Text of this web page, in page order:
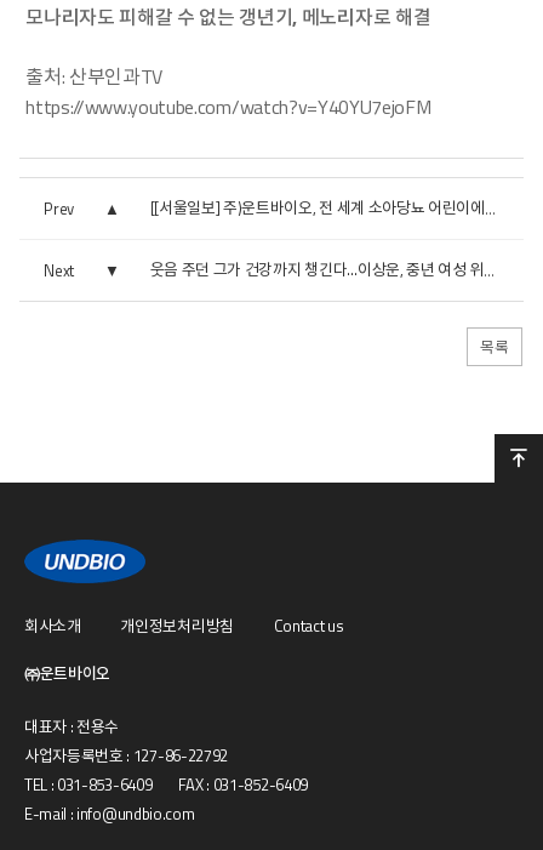
모나리자도 피해갈 수 없는 갱년기, 메노리자로 해결
출처: 산부인과TV
https://www.youtube.com/watch?v=Y40YU7ejoFM
Prev [[서울일보] 주)운트바이오, 전 세계 소아당뇨 어린이에게 인...
Next 웃음 주던 그가 건강까지 챙긴다…이상운, 중년 여성 위한 ...
목록
회사소개 개인정보처리방침
Contact us
㈜운트바이오
대표자 : 전용수
사업자등록번호 : 127-86-22792
TEL : 031-853-6409 FAX : 031-852-6409
E-mail : info@undbio.com